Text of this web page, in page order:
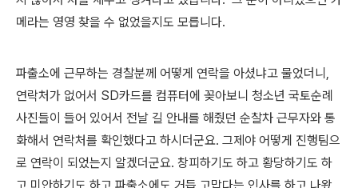
메라는 영영 찾을 수 없었을지도 모릅니다.
파출소에 근무하는 경찰분께 어떻게 연락을 아셨냐고 물었더니,
연락처가 없어서 SD카드를 컴퓨터에 꽂아보니 청소년 국토순례
사진들이 들어 있어서 전날 길 안내를 해줬던 순찰차 근무자와 통
화해서 연락처를 확인했다고 하시더군요. 그제야 어떻게 진행팀으
로 연락이 되었는지 알겠더군요. 창피하기도 하고 황당하기도 하